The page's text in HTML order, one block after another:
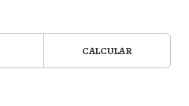
CALCULAR